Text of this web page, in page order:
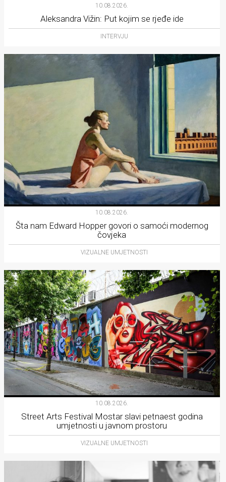
10.08.2026.
Aleksandra Vižin: Put kojim se rjeđe ide
INTERVJU
10.08.2026.
Šta nam Edward Hopper govori o samoći modernog
čovjeka
VIZUALNE UMJETNOSTI
10.08.2026.
Street Arts Festival Mostar slavi petnaest godina
umjetnosti u javnom prostoru
VIZUALNE UMJETNOSTI